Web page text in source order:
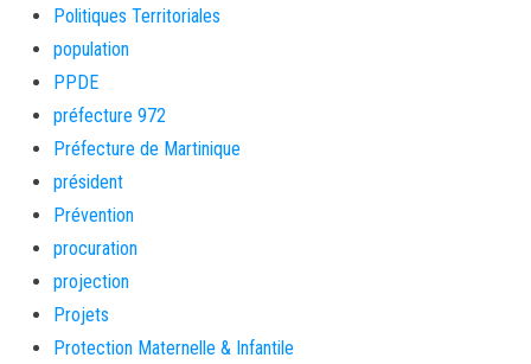
Politiques Territoriales
population
PPDE
préfecture 972
Préfecture de Martinique
président
Prévention
procuration
projection
Projets
Protection Maternelle & Infantile